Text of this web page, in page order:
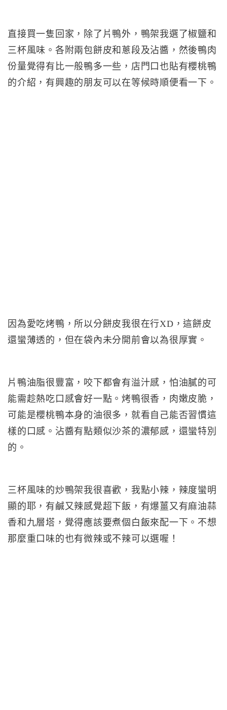
直接買一隻回家，除了片鴨外，鴨架我選了椒鹽和
三杯風味。各附兩包餅皮和蔥段及沾醬，然後鴨肉
份量覺得有比一般鴨多一些，店門口也貼有櫻桃鴨
的介紹，有興趣的朋友可以在等候時順便看一下。
因為愛吃烤鴨，所以分餅皮我很在行XD，這餅皮
還蠻薄透的，但在袋內未分開前會以為很厚實。
片鴨油脂很豐富，咬下都會有溢汁感，怕油膩的可
能需趁熱吃口感會好一點。烤鴨很香，肉嫩皮脆，
可能是櫻桃鴨本身的油很多，就看自己能否習慣這
樣的口感。沾醬有點類似沙茶的濃郁感，還蠻特別
的。
三杯風味的炒鴨架我很喜歡，我點小辣，辣度蠻明
顯的耶，有鹹又辣感覺超下飯，有爆薑又有麻油蒜
香和九層塔，覺得應該要煮個白飯來配一下。不想
那麼重口味的也有微辣或不辣可以選喔！